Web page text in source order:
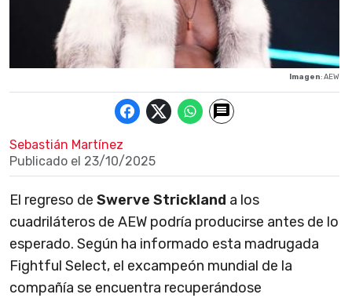
Imagen: AEW
Sebastián Martínez
Publicado el 23/10/2025
El regreso de Swerve Strickland a los
cuadriláteros de AEW podría producirse antes de lo
esperado. Según ha informado esta madrugada
Fightful Select, el excampeón mundial de la
compañía se encuentra recuperándose